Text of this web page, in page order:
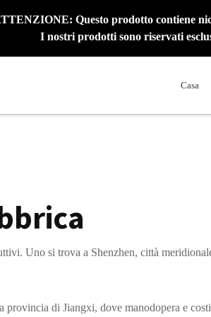
Questo prodotto contiene
I nostri prodotti sono riservati
Casa
Uno si trova a Shenzhen, città
di Jiangxi, dove manodopera e